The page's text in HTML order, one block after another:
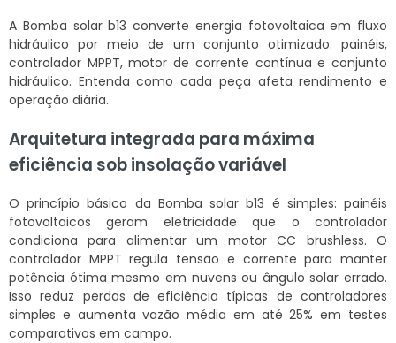
A Bomba solar b13 converte energia fotovoltaica em fluxo
hidráulico por meio de um conjunto otimizado: painéis,
controlador MPPT, motor de corrente contínua e conjunto
hidráulico. Entenda como cada peça afeta rendimento e
operação diária.
Arquitetura integrada para máxima
eficiência sob insolação variável
O princípio básico da Bomba solar b13 é simples: painéis
fotovoltaicos geram eletricidade que o controlador
condiciona para alimentar um motor CC brushless. O
controlador MPPT regula tensão e corrente para manter
potência ótima mesmo em nuvens ou ângulo solar errado.
Isso reduz perdas de eficiência típicas de controladores
simples e aumenta vazão média em até 25% em testes
comparativos em campo.